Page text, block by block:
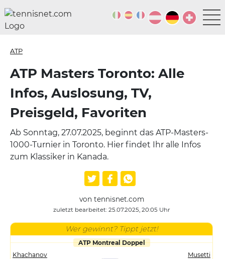
ATP
ATP Masters Toronto: Alle
Infos, Auslosung, TV,
Preisgeld, Favoriten
Ab Sonntag, 27.07.2025, beginnt das ATP-Masters-
1000-Turnier in Toronto. Hier findet Ihr alle Infos
zum Klassiker in Kanada.
von tennisnet.com
zuletzt bearbeitet: 25.07.2025, 20:05 Uhr
Wer gewinnt? Tippt jetzt!
ATP Montreal Doppel
Khachanov
Musetti